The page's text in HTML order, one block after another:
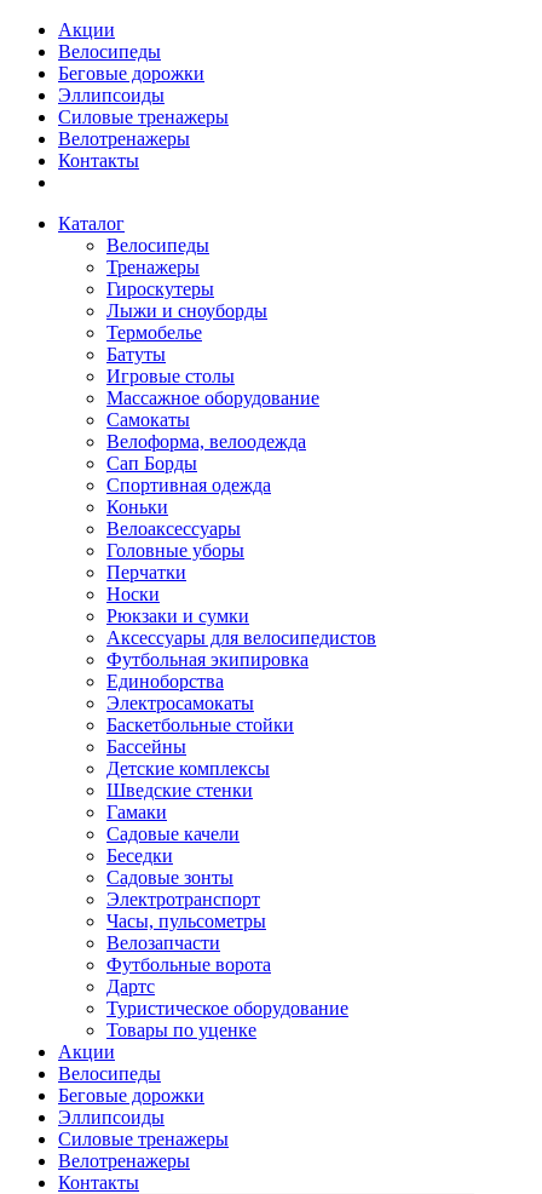
Акции
Велосипеды
Беговые дорожки
Эллипсоиды
Силовые тренажеры
Велотренажеры
Контакты
Каталог
Велосипеды
Тренажеры
Гироскутеры
Лыжи и сноуборды
Термобелье
Батуты
Игровые столы
Массажное оборудование
Самокаты
Велоформа, велоодежда
Сап Борды
Спортивная одежда
Коньки
Велоаксессуары
Головные уборы
Перчатки
Носки
Рюкзаки и сумки
Аксессуары для велосипедистов
Футбольная экипировка
Единоборства
Электросамокаты
Баскетбольные стойки
Бассейны
Детские комплексы
Шведские стенки
Гамаки
Садовые качели
Беседки
Садовые зонты
Электротранспорт
Часы, пульсометры
Велозапчасти
Футбольные ворота
Дартс
Туристическое оборудование
Товары по уценке
Акции
Велосипеды
Беговые дорожки
Эллипсоиды
Силовые тренажеры
Велотренажеры
Контакты